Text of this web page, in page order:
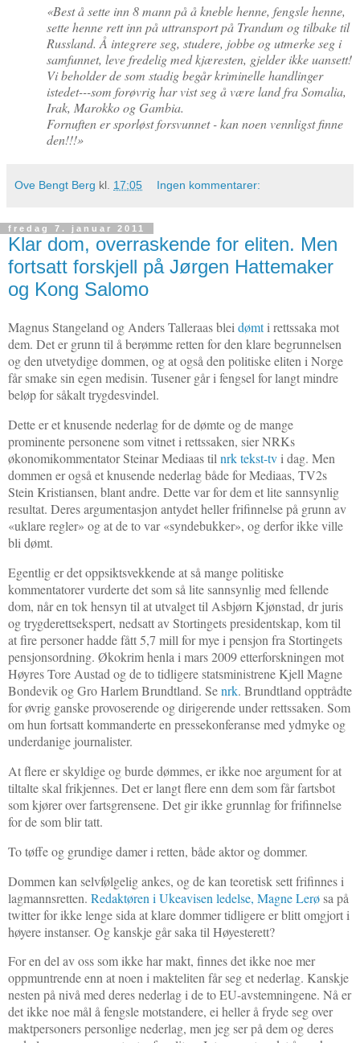
«Best å sette inn 8 mann på å kneble henne, fengsle henne,
sette henne rett inn på uttransport på Trandum og tilbake til
Russland. Å integrere seg, studere, jobbe og utmerke seg i
samfunnet, leve fredelig med kjæresten, gjelder ikke uansett!
Vi beholder de som stadig begår kriminelle handlinger
istedet---som forøvrig har vist seg å være land fra Somalia,
Irak, Marokko og Gambia.
Fornuften er sporløst forsvunnet - kan noen vennligst finne
den!!!»
Ove Bengt Berg kl. 17:05 Ingen kommentarer:
fredag 7. januar 2011
Klar dom, overraskende for eliten. Men
fortsatt forskjell på Jørgen Hattemaker
og Kong Salomo
Magnus Stangeland og Anders Talleraas bleidømti rettssaka mot
dem. Det er grunn til å berømme retten for den klare begrunnelsen
og den utvetydige dommen, og at også den politiske eliten i Norge
får smake sin egen medisin. Tusener går i fengsel for langt mindre
beløp for såkalt trygdesvindel.
Dette er et knusende nederlag for de dømte og de mange
prominente personene som vitnet i rettssaken, sier NRKs
økonomikommentator Steinar Mediaas tilnrk tekst-tvi dag. Men
dommen er også et knusende nederlag både for Mediaas, TV2s
Stein Kristiansen, blant andre. Dette var for dem et lite sannsynlig
resultat. Deres argumentasjon antydet heller frifinnelse på grunn av
«uklare regler» og at de to var «syndebukker», og derfor ikke ville
bli dømt.
Egentlig er det oppsiktsvekkende at så mange politiske
kommentatorer vurderte det som så lite sannsynlig med fellende
dom, når en tok hensyn til at utvalget til Asbjørn Kjønstad, dr juris
og trygderettsekspert, nedsatt av Stortingets presidentskap, kom til
at fire personer hadde fått 5,7 mill for mye i pensjon fra Stortingets
pensjonsordning. Økokrim henla i mars 2009 etterforskningen mot
Høyres Tore Austad og de to tidligere statsministrene Kjell Magne
Bondevik og Gro Harlem Brundtland. Senrk. Brundtland opptrådte
for øvrig ganske provoserende og dirigerende under rettssaken. Som
om hun fortsatt kommanderte en pressekonferanse med ydmyke og
underdanige journalister.
At flere er skyldige og burde dømmes, er ikke noe argument for at
tiltalte skal frikjennes. Det er langt flere enn dem som får fartsbot
som kjører over fartsgrensene. Det gir ikke grunnlag for frifinnelse
for de som blir tatt.
To tøffe og grundige damer i retten, både aktor og dommer.
Dommen kan selvfølgelig ankes, og de kan teoretisk sett frifinnes i
lagmannsretten. Redaktøren i Ukeavisen ledelse, Magne Lerøsa på
twitter for ikke lenge sida at klare dommer tidligere er blitt omgjort i
høyere instanser. Og kanskje går saka til Høyesterett?
For en del av oss som ikke har makt, finnes det ikke noe mer
oppmuntrende enn at noen i makteliten får seg et nederlag. Kanskje
nesten på nivå med deres nederlag i de to EU-avstemningene. Nå er
det ikke noe mål å fengsle motstandere, ei heller å fryde seg over
maktpersoners personlige nederlag, men jeg ser på dem og deres